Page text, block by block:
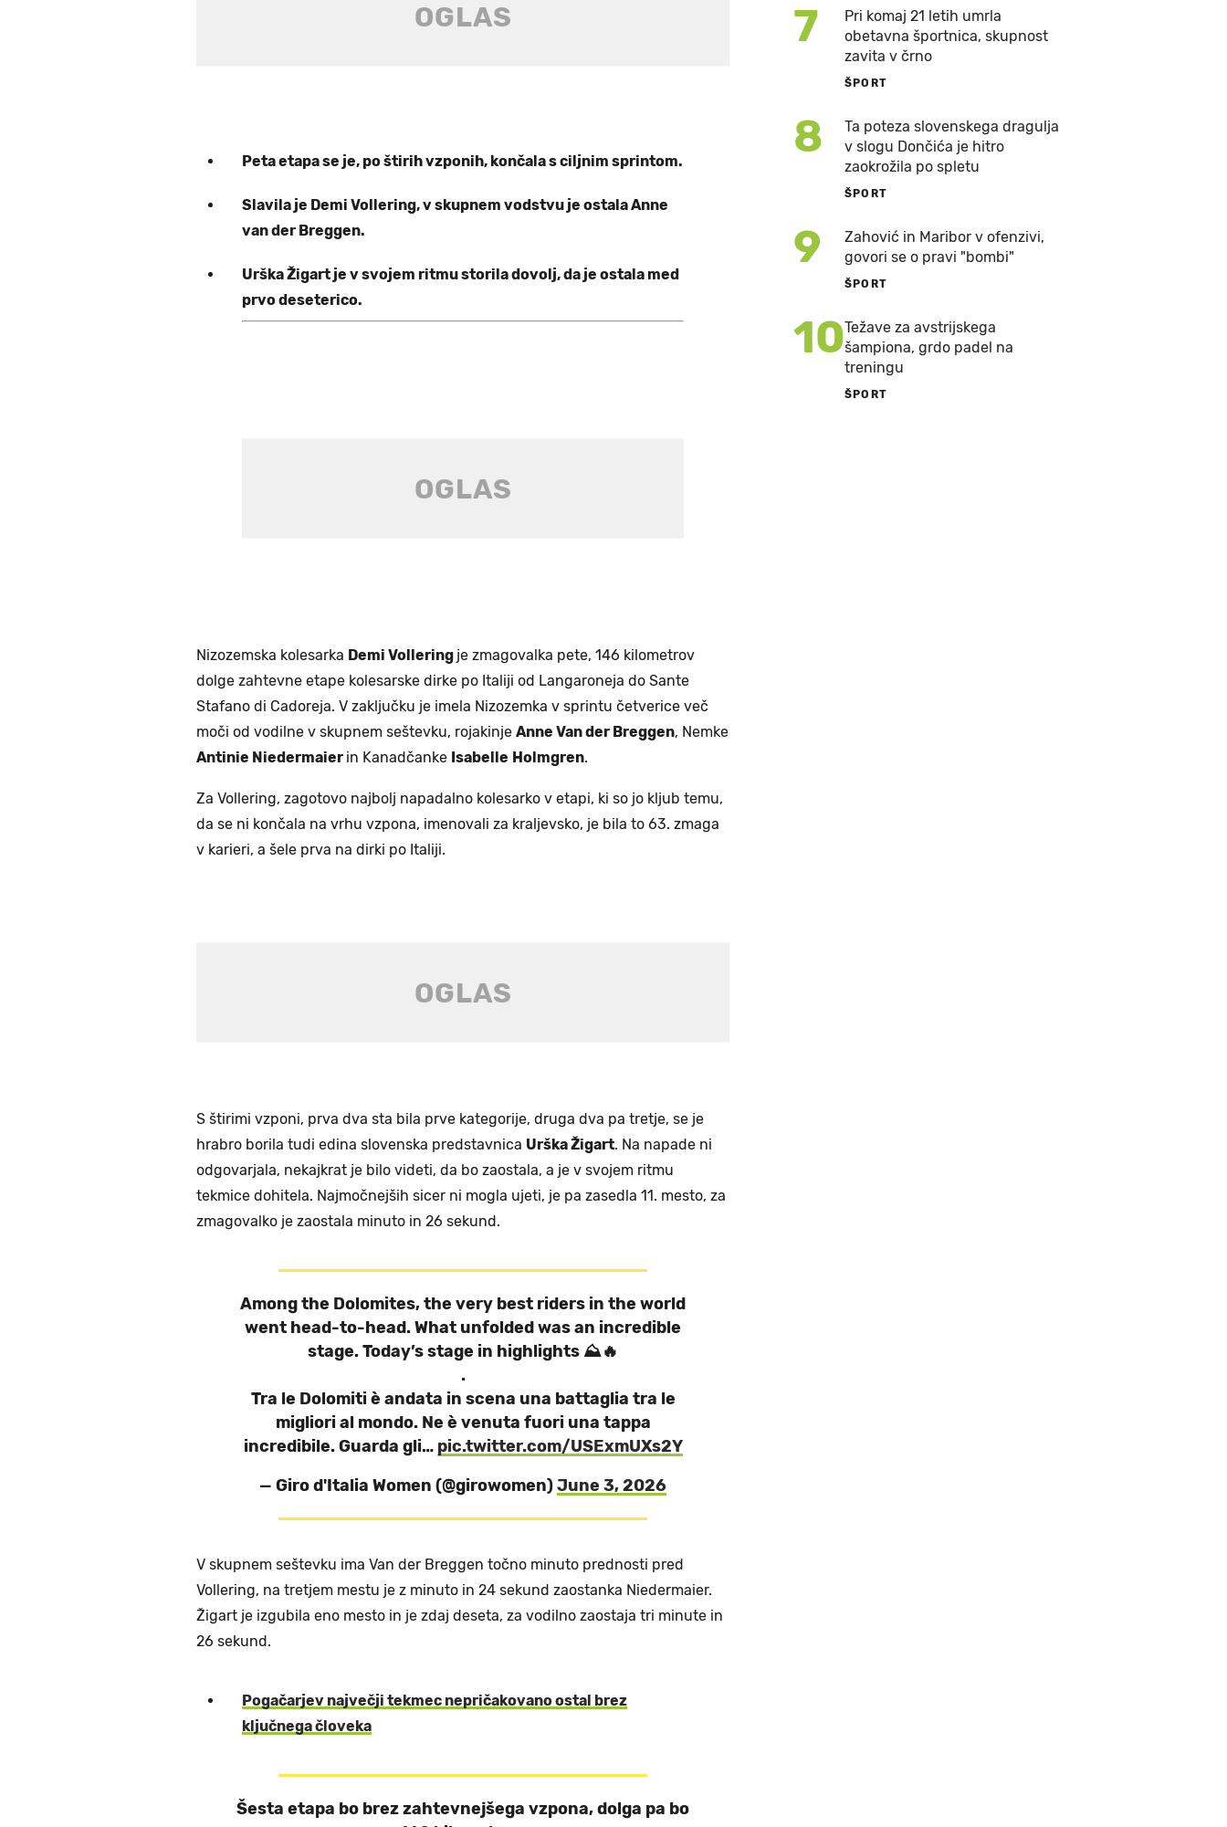
Peta etapa se je, po štirih vzponih, končala s ciljnim sprintom.
Slavila je Demi Vollering, v skupnem vodstvu je ostala Anne
van der Breggen.
Urška Žigart je v svojem ritmu storila dovolj, da je ostala med
prvo deseterico.
Nizozemska kolesarka Demi Vollering je zmagovalka pete, 146 kilometrov
dolge zahtevne etape kolesarske dirke po Italiji od Langaroneja do Sante
Stafano di Cadoreja. V zaključku je imela Nizozemka v sprintu četverice več
moči od vodilne v skupnem seštevku, rojakinje Anne Van der Breggen, Nemke
Antinie Niedermaier in Kanadčanke Isabelle Holmgren.
Za Vollering, zagotovo najbolj napadalno kolesarko v etapi, ki so jo kljub temu,
da se ni končala na vrhu vzpona, imenovali za kraljevsko, je bila to 63. zmaga
v karieri, a šele prva na dirki po Italiji.
S štirimi vzponi, prva dva sta bila prve kategorije, druga dva pa tretje, se je
hrabro borila tudi edina slovenska predstavnica Urška Žigart. Na napade ni
odgovarjala, nekajkrat je bilo videti, da bo zaostala, a je v svojem ritmu
tekmice dohitela. Najmočnejših sicer ni mogla ujeti, je pa zasedla 11. mesto, za
zmagovalko je zaostala minuto in 26 sekund.
Among the Dolomites, the very best riders in the world
went head-to-head. What unfolded was an incredible
stage. Today’s stage in highlights ⛰️🔥
.
Tra le Dolomiti è andata in scena una battaglia tra le
migliori al mondo. Ne è venuta fuori una tappa
incredibile. Guarda gli… pic.twitter.com/USExmUXs2Y
— Giro d'Italia Women (@girowomen)June 3, 2026
V skupnem seštevku ima Van der Breggen točno minuto prednosti pred
Vollering, na tretjem mestu je z minuto in 24 sekund zaostanka Niedermaier.
Žigart je izgubila eno mesto in je zdaj deseta, za vodilno zaostaja tri minute in
26 sekund.
Pogačarjev največji tekmec nepričakovano ostal brez
ključnega človeka
Šesta etapa bo brez zahtevnejšega vzpona, dolga pa bo
7
Pri komaj 21 letih umrla
obetavna športnica, skupnost
zavita v črno
ŠPORT
8
Ta poteza slovenskega dragulja
v slogu Dončića je hitro
zaokrožila po spletu
ŠPORT
9
Zahović in Maribor v ofenzivi,
govori se o pravi "bombi"
ŠPORT
10Težave za avstrijskega
šampiona, grdo padel na
treningu
ŠPORT